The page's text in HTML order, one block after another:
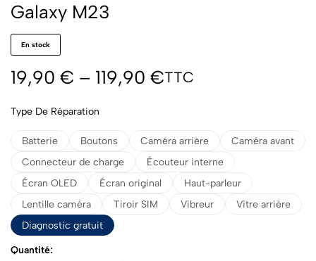
Galaxy M23
En stock
19,90 € – 119,90 €TTC
Type De Réparation
Batterie Boutons Caméra arrière
Caméra avant
Connecteur de charge
Écouteur interne
Écran OLED
Écran original
Haut-parleur
Lentille caméra
Tiroir SIM Vibreur
Vitre arrière
Diagnostic gratuit
Quantité: